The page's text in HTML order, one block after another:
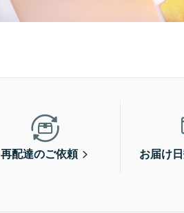
再配達のご依頼 お届け